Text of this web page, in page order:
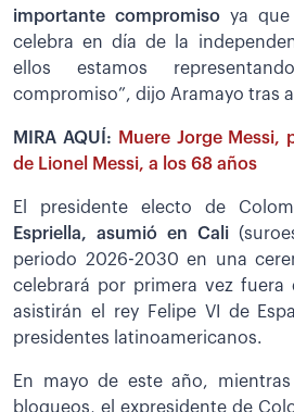
importante compromisoya que
celebra en día de la
ellos estamos
compromiso”, dijo Aramayo tras
MIRA AQUÍ:
Muere Jorge Messi,
de Lionel Messi, a los 68 años
El presidente electo de
Espriella, asumió en Cali
periodo 2026-2030 en una
celebrará por primera vez
asistirán el rey Felipe VI de
presidentes latinoamericanos.
En mayo de este año,
bloqueos, el expresidente de